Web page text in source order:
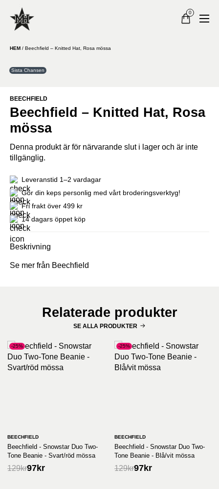
0
HEM / Beechfield – Knitted Hat, Rosa mössa
Sista Chansen
BEECHFIELD
Beechfield – Knitted Hat, Rosa
mössa
Denna produkt är för närvarande slut i lager och är inte
tillgänglig.
Leveranstid 1–2 vardagar
Gör din keps personlig med vårt broderingsverktyg!
Fri frakt över 499 kr
14 dagars öppet köp
Beskrivning
Se mer från Beechfield
Relaterade produkter
SE ALLA PRODUKTER
-25%
BEECHFIELD
Beechfield - Snowstar Duo Two-
Tone Beanie - Svart/röd mössa
129kr97kr
-25%
BEECHFIELD
Beechfield - Snowstar Duo Two-
Tone Beanie - Blå/vit mössa
129kr97kr